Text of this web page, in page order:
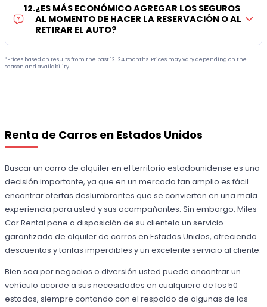
12.¿ES MÁS ECONÓMICO AGREGAR LOS SEGUROS
AL MOMENTO DE HACER LA RESERVACIÓN O AL
RETIRAR EL AUTO?
*Prices based on results from the past 12-24 months. Prices may vary depending on the
season and availability.
Renta de Carros en Estados Unidos
Buscar un carro de alquiler en el territorio estadounidense es una
decisión importante, ya que en un mercado tan amplio es fácil
encontrar ofertas deslumbrantes que se convierten en una mala
experiencia para usted y sus acompañantes. Sin embargo, Miles
Car Rental pone a disposición de su clientela un servicio
garantizado de alquiler de carros en Estados Unidos, ofreciendo
descuentos y tarifas imperdibles y un excelente servicio al cliente.
Bien sea por negocios o diversión usted puede encontrar un
vehículo acorde a sus necesidades en cualquiera de los 50
estados, siempre contando con el respaldo de algunas de las